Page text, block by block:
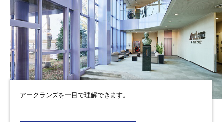
アークランズを一目で理解できます。